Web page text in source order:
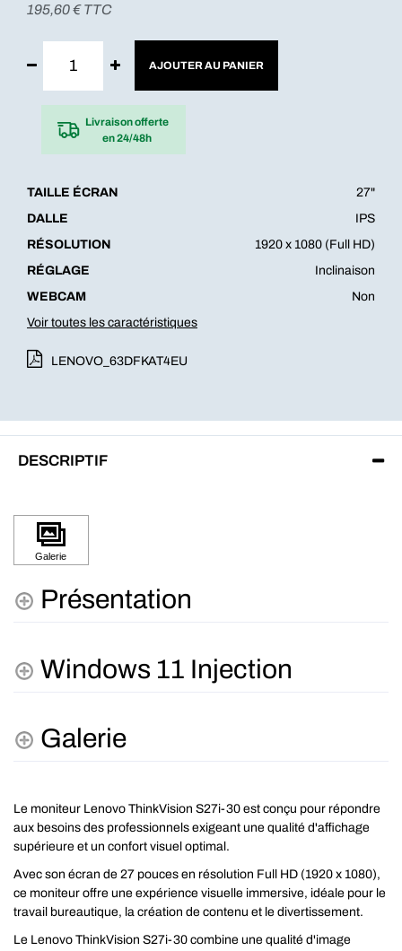
195,60€ TTC
AJOUTER AU PANIER
Livraison offerte
en 24/48h
TAILLE ÉCRAN
27"
DALLE
IPS
RÉSOLUTION
1920 x 1080 (Full HD)
RÉGLAGE
Inclinaison
WEBCAM
Non
Voir toutes les caractéristiques
LENOVO_63DFKAT4EU
DESCRIPTIF
Présentation
Windows 11 Injection
Galerie
Le moniteur Lenovo ThinkVision S27i-30 est conçu pour répondre
aux besoins des professionnels exigeant une qualité d'affichage
supérieure et un confort visuel optimal.
Avec son écran de 27 pouces en résolution Full HD (1920 x 1080),
ce moniteur offre une expérience visuelle immersive, idéale pour le
travail bureautique, la création de contenu et le divertissement.
Le Lenovo ThinkVision S27i-30 combine une qualité d'image